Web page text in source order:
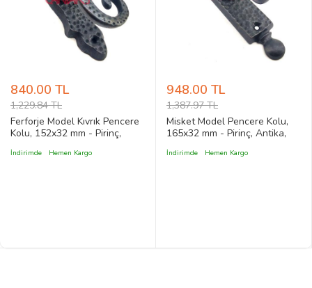
840.00 TL
1,229.84 TL
Ferforje Model Kıvrık Pencere
Kolu, 152x32 mm - Pirinç,
Dekoratif Pencere Kol
İndirimde Hemen Kargo
948.00 TL
1,387.97 TL
Misket Model Pencere Kolu,
165x32 mm - Pirinç, Antika,
Dövme Desen Dekoratif
İndirimde Hemen Kargo